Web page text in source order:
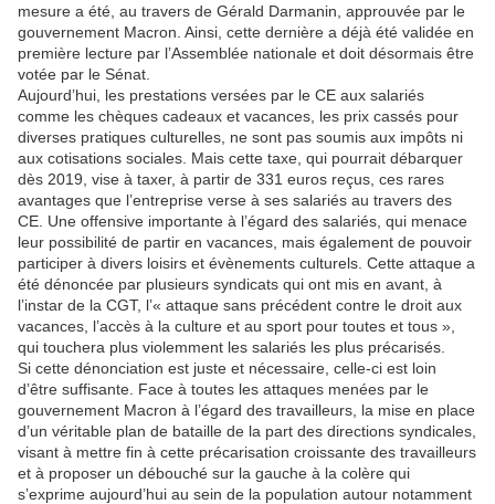
mesure a été, au travers de Gérald Darmanin, approuvée par le
gouvernement Macron. Ainsi, cette dernière a déjà été validée en
première lecture par l’Assemblée nationale et doit désormais être
votée par le Sénat.
Aujourd’hui, les prestations versées par le CE aux salariés
comme les chèques cadeaux et vacances, les prix cassés pour
diverses pratiques culturelles, ne sont pas soumis aux impôts ni
aux cotisations sociales. Mais cette taxe, qui pourrait débarquer
dès 2019, vise à taxer, à partir de 331 euros reçus, ces rares
avantages que l’entreprise verse à ses salariés au travers des
CE. Une offensive importante à l’égard des salariés, qui menace
leur possibilité de partir en vacances, mais également de pouvoir
participer à divers loisirs et évènements culturels. Cette attaque a
été dénoncée par plusieurs syndicats qui ont mis en avant, à
l’instar de la CGT, l’« attaque sans précédent contre le droit aux
vacances, l’accès à la culture et au sport pour toutes et tous »,
qui touchera plus violemment les salariés les plus précarisés.
Si cette dénonciation est juste et nécessaire, celle-ci est loin
d’être suffisante. Face à toutes les attaques menées par le
gouvernement Macron à l’égard des travailleurs, la mise en place
d’un véritable plan de bataille de la part des directions syndicales,
visant à mettre fin à cette précarisation croissante des travailleurs
et à proposer un débouché sur la gauche à la colère qui
s’exprime aujourd’hui au sein de la population autour notamment